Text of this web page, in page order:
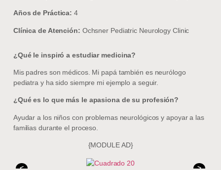
Años de Práctica: 4
Clínica de Atención: Ochsner Pediatric Neurology Clinic
¿Qué le inspiró a estudiar medicina?
Mis padres son médicos. Mi papá también es neurólogo
pediatra y ha sido siempre mi ejemplo a seguir.
¿Qué es lo que más le apasiona de su profesión?
Ayudar a los niños con problemas neurológicos y apoyar a las
familias durante el proceso.
{MODULE AD}
<
>